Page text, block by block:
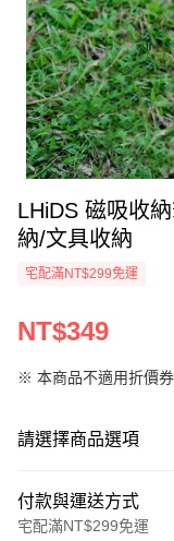
LHiDS 磁吸收
納/文具收納
宅配滿NT$299免運
NT$349
※ 本商品不適用折價券
請選擇商品選項
付款與運送方式
宅配滿NT$299免運